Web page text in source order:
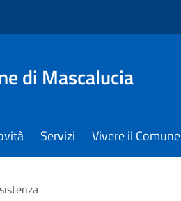
di Mascalucia
Servizi Vivere il Comune